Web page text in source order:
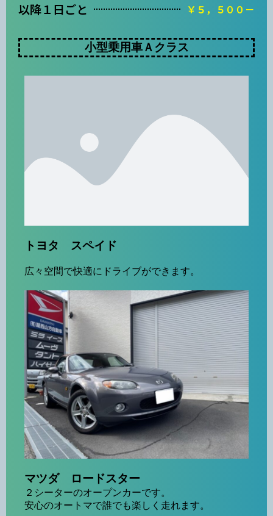
以降１日ごと ￥５，５００－
小型乗用車Ａクラス
トヨタ スペイド
広々空間で快適にドライブができます。
マツダ ロードスター
２シーターのオープンカーです。
安心のオートマで誰でも楽しく走れます。